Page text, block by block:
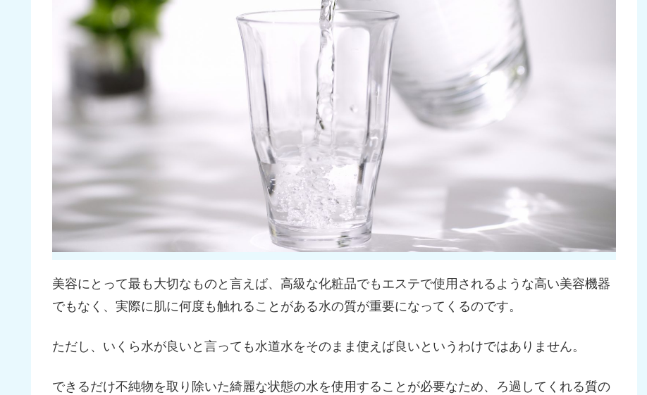
美容にとって最も大切なものと言えば、高級な化粧品でもエステで使用されるような高い美容機器
でもなく、実際に肌に何度も触れることがある水の質が重要になってくるのです。
ただし、いくら水が良いと言っても水道水をそのまま使えば良いというわけではありません。
できるだけ不純物を取り除いた綺麗な状態の水を使用することが必要なため、ろ過してくれる質の